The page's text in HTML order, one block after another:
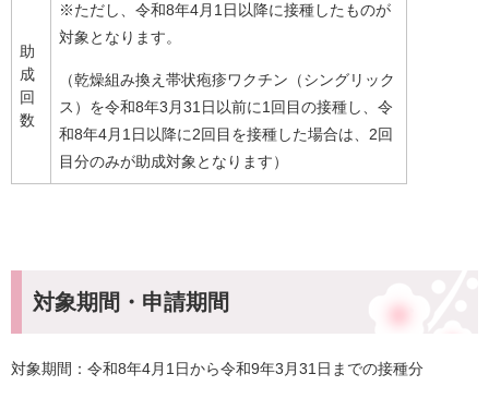
助
成
回
数
※ただし、令和8年4月1日以降に接種したものが
対象となります。
（乾燥組み換え帯状疱疹ワクチン（シングリック
ス）を令和8年3月31日以前に1回目の接種し、令
和8年4月1日以降に2回目を接種した場合は、2回
目分のみが助成対象となります）
対象期間・申請期間
対象期間：令和8年4月1日から令和9年3月31日までの接種分